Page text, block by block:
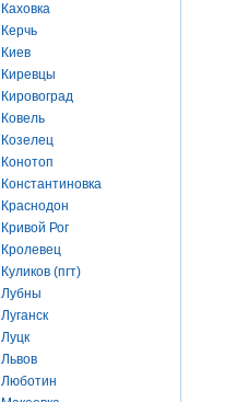
Каховка
Керчь
Киев
Киревцы
Кировоград
Ковель
Козелец
Конотоп
Константиновка
Краснодон
Кривой Рог
Кролевец
Куликов (пгт)
Лубны
Луганск
Луцк
Львов
Люботин